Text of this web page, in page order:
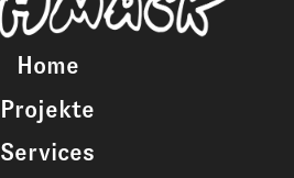
Home
Projekte
Services